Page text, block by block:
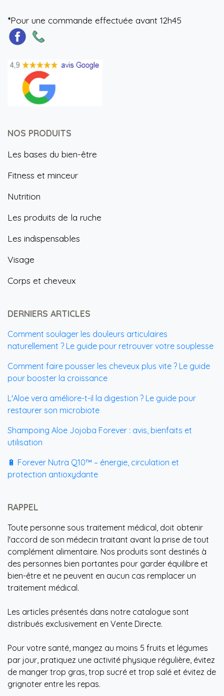
*Pour une commande effectuée avant 12h45
NOS PRODUITS
Les bases du bien-être
Fitness et minceur
Nutrition
Les produits de la ruche
Les indispensables
Visage
Corps et cheveux
DERNIERS ARTICLES
Comment soulager les douleurs articulaires
naturellement ? Le guide pour retrouver votre souplesse
Comment faire pousser les cheveux plus vite ? Le guide
pour booster la croissance
L'Aloe vera améliore-t-il la digestion ? Le guide pour
restaurer son microbiote
Shampoing Aloe Jojoba Forever : avis, bienfaits et
utilisation
🔋 Forever Nutra Q10™ – énergie, circulation et
protection antioxydante
RAPPEL
Toute personne sous traitement médical, doit obtenir
l'accord de son médecin traitant avant la prise de tout
complément alimentaire. Nos produits sont destinés à
des personnes bien portantes pour garder équilibre et
bien-être et ne peuvent en aucun cas remplacer un
traitement médical.
Les articles présentés dans notre catalogue sont
distribués exclusivement en Vente Directe.
Pour votre santé, mangez au moins 5 fruits et légumes
par jour, pratiquez une activité physique régulière, évitez
de manger trop gras, trop sucré et trop salé et évitez de
grignoter entre les repas.